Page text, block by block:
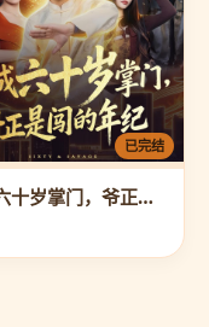
已完结
穿成六十岁掌门，爷正是闯的年纪